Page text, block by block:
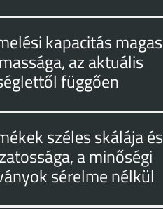
kapacitás magas
az aktuális
függően
széles skálája és
a minőségi
sérelme nélkül